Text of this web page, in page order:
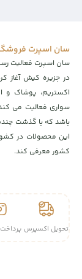
سان اسپرت
در جزیره کیش آغاز
اکستریم، پوشاک و
سواری فعالیت می
باشد که با گذشت
این محصولات در
کشور معرفی کند.
تحویل اکسپرس